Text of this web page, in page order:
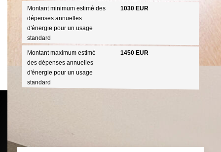
Montant minimum estimé des
dépenses annuelles
d'énergie pour un usage
standard
1030 EUR
Montant maximum estimé
des dépenses annuelles
d'énergie pour un usage
standard
1450 EUR